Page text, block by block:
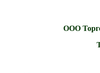
ООО